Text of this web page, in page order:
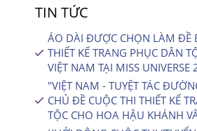
TIN TỨC
ÁO DÀI ĐƯỢC CHỌN LÀM ĐỀ
THIẾT KẾ TRANG PHỤC DÂN
VIỆT NAM TẠI MISS UNIVERSE
"VIỆT NAM - TUYỆT TÁC
CHỦ ĐỀ CUỘC THI THIẾT KẾ
TỘC CHO HOA HẬU KHÁNH